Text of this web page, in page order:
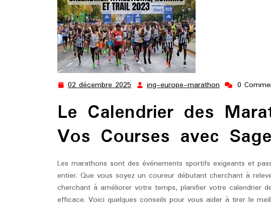
02 décembre 2025 02
2025
ing-europe-marathon ing-
marathon
0
Le Calendrier des
Vos Courses avec
Les marathons sont des événements sportifs exigeants et
entier. Que vous soyez un coureur débutant cherchant à
cherchant à améliorer votre temps, planifier votre calendrier
efficace. Voici quelques conseils pour vous aider à tirer le